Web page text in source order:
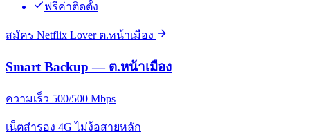
ฟรีค่าติดตั้ง
สมัคร Netflix Lover ต.หน้าเมือง
Smart Backup — ต.หน้าเมือง
ความเร็ว 500/500 Mbps
เน็ตสำรอง 4G ไม่ง้อสายหลัก